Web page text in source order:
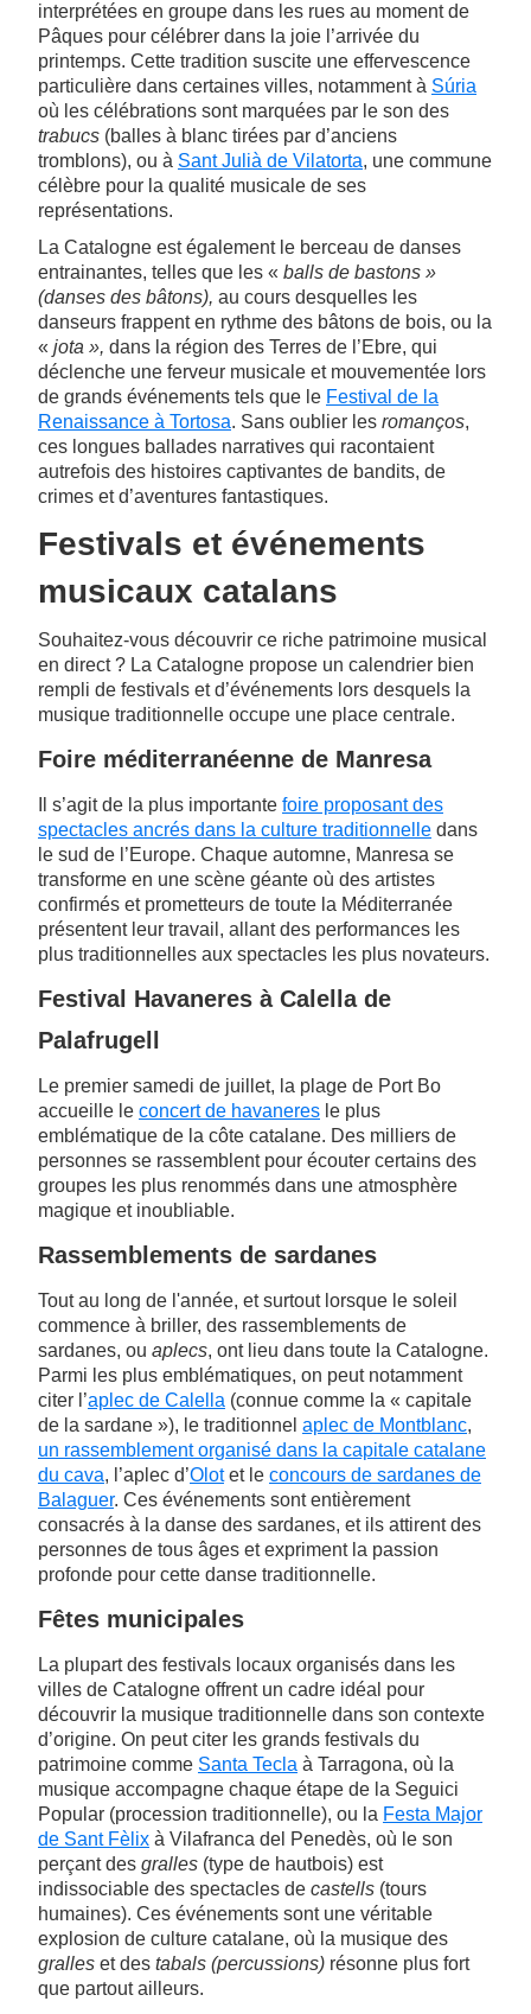
interprétées en groupe dans les rues au moment de
Pâques pour célébrer dans la joie l’arrivée du
printemps. Cette tradition suscite une effervescence
particulière dans certaines villes, notamment à Súria
où les célébrations sont marquées par le son des
trabucs (balles à blanc tirées par d’anciens
tromblons), ou à Sant Julià de Vilatorta, une commune
célèbre pour la qualité musicale de ses
représentations.
La Catalogne est également le berceau de danses
entrainantes, telles que les « balls de bastons »
(danses des bâtons), au cours desquelles les
danseurs frappent en rythme des bâtons de bois, ou la
« jota », dans la région des Terres de l’Ebre, qui
déclenche une ferveur musicale et mouvementée lors
de grands événements tels que le Festival de la
Renaissance à Tortosa. Sans oublier les romanços,
ces longues ballades narratives qui racontaient
autrefois des histoires captivantes de bandits, de
crimes et d’aventures fantastiques.
Festivals et événements
musicaux catalans
Souhaitez-vous découvrir ce riche patrimoine musical
en direct ? La Catalogne propose un calendrier bien
rempli de festivals et d’événements lors desquels la
musique traditionnelle occupe une place centrale.
Foire méditerranéenne de Manresa
Il s’agit de la plus importante foire proposant des
spectacles ancrés dans la culture traditionnelle dans
le sud de l’Europe. Chaque automne, Manresa se
transforme en une scène géante où des artistes
confirmés et prometteurs de toute la Méditerranée
présentent leur travail, allant des performances les
plus traditionnelles aux spectacles les plus novateurs.
Festival Havaneres à Calella de
Palafrugell
Le premier samedi de juillet, la plage de Port Bo
accueille le concert de havaneres le plus
emblématique de la côte catalane. Des milliers de
personnes se rassemblent pour écouter certains des
groupes les plus renommés dans une atmosphère
magique et inoubliable.
Rassemblements de sardanes
Tout au long de l'année, et surtout lorsque le soleil
commence à briller, des rassemblements de
sardanes, ou aplecs, ont lieu dans toute la Catalogne.
Parmi les plus emblématiques, on peut notamment
citer l’aplec de Calella (connue comme la « capitale
de la sardane »), le traditionnel aplec de Montblanc,
un rassemblement organisé dans la capitale catalane
du cava, l’aplec d’Olotet le concours de sardanes de
Balaguer. Ces événements sont entièrement
consacrés à la danse des sardanes, et ils attirent des
personnes de tous âges et expriment la passion
profonde pour cette danse traditionnelle.
Fêtes municipales
La plupart des festivals locaux organisés dans les
villes de Catalogne offrent un cadre idéal pour
découvrir la musique traditionnelle dans son contexte
d’origine. On peut citer les grands festivals du
patrimoine comme Santa Tecla à Tarragona, où la
musique accompagne chaque étape de la Seguici
Popular (procession traditionnelle), ou la Festa Major
de Sant Fèlix à Vilafranca del Penedès, où le son
perçant des gralles (type de hautbois) est
indissociable des spectacles de castells (tours
humaines). Ces événements sont une véritable
explosion de culture catalane, où la musique des
gralles et des tabals (percussions) résonne plus fort
que partout ailleurs.